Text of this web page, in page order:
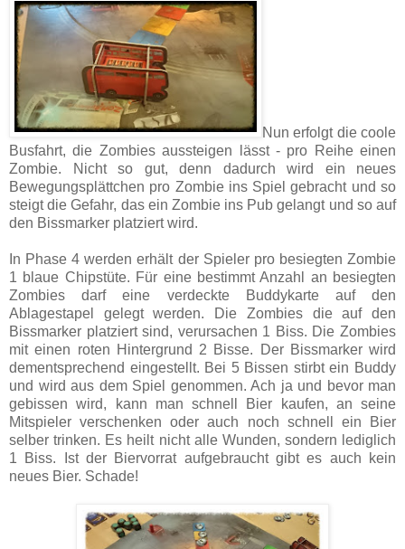
Nun erfolgt die coole
Busfahrt, die Zombies aussteigen lässt - pro Reihe einen
Zombie. Nicht so gut, denn dadurch wird ein neues
Bewegungsplättchen pro Zombie ins Spiel gebracht und so
steigt die Gefahr, das ein Zombie ins Pub gelangt und so auf
den Bissmarker platziert wird.
In Phase 4 werden erhält der Spieler pro besiegten Zombie
1 blaue Chipstüte. Für eine bestimmt Anzahl an besiegten
Zombies darf eine verdeckte Buddykarte auf den
Ablagestapel gelegt werden. Die Zombies die auf den
Bissmarker platziert sind, verursachen 1 Biss. Die Zombies
mit einen roten Hintergrund 2 Bisse. Der Bissmarker wird
dementsprechend eingestellt. Bei 5 Bissen stirbt ein Buddy
und wird aus dem Spiel genommen. Ach ja und bevor man
gebissen wird, kann man schnell Bier kaufen, an seine
Mitspieler verschenken oder auch noch schnell ein Bier
selber trinken. Es heilt nicht alle Wunden, sondern lediglich
1 Biss. Ist der Biervorrat aufgebraucht gibt es auch kein
neues Bier. Schade!